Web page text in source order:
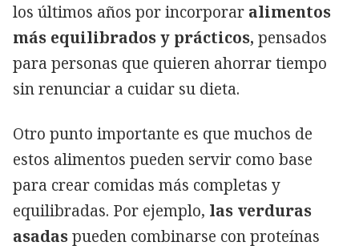
los últimos años por incorporar alimentos
más equilibrados y prácticos, pensados
para personas que quieren ahorrar tiempo
sin renunciar a cuidar su dieta.
Otro punto importante es que muchos de
estos alimentos pueden servir como base
para crear comidas más completas y
equilibradas. Por ejemplo, las verduras
asadaspueden combinarse con proteínas